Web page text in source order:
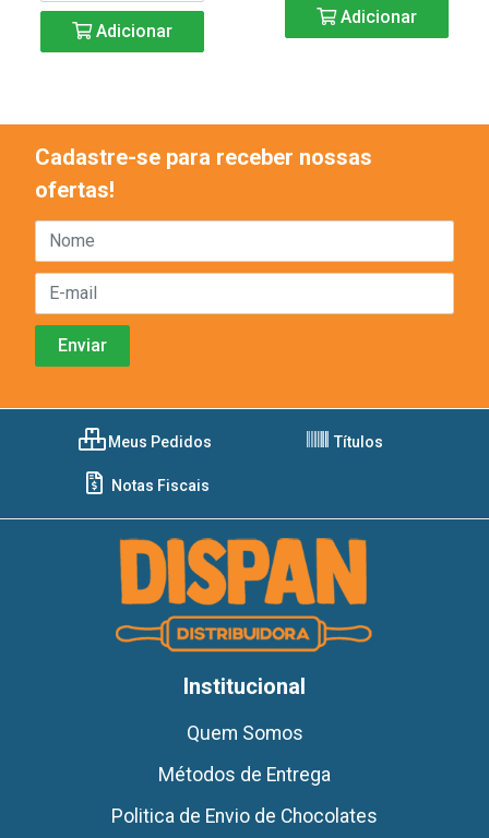
Adicionar
Adicionar
Cadastre-se para receber nossas
ofertas!
Meus Pedidos Títulos
Notas Fiscais
Institucional
Quem Somos
Métodos de Entrega
Politica de Envio de Chocolates